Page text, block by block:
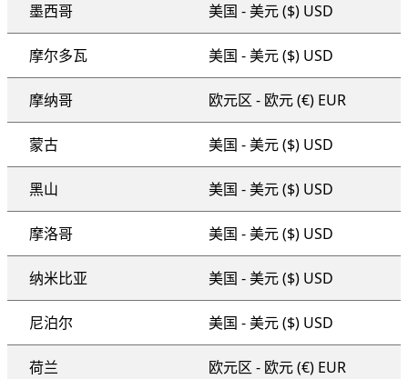
墨西哥 美国 - 美元 ($) USD
摩尔多瓦 美国 - 美元 ($) USD
摩纳哥 欧元区 - 欧元 (€) EUR
蒙古 美国 - 美元 ($) USD
黑山 美国 - 美元 ($) USD
摩洛哥 美国 - 美元 ($) USD
纳米比亚 美国 - 美元 ($) USD
尼泊尔 美国 - 美元 ($) USD
荷兰 欧元区 - 欧元 (€) EUR